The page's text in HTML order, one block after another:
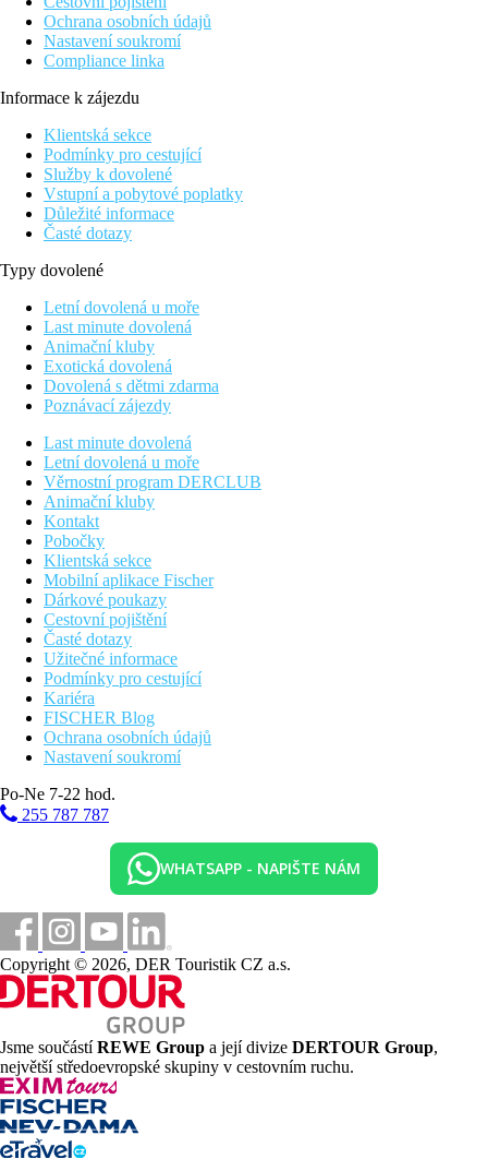
Ochrana osobních údajů
Nastavení soukromí
Compliance linka
Informace k zájezdu
Klientská sekce
Podmínky pro cestující
Služby k dovolené
Vstupní a pobytové poplatky
Důležité informace
Časté dotazy
Typy dovolené
Letní dovolená u moře
Last minute dovolená
Animační kluby
Exotická dovolená
Dovolená s dětmi zdarma
Poznávací zájezdy
Last minute dovolená
Letní dovolená u moře
Věrnostní program DERCLUB
Animační kluby
Kontakt
Pobočky
Klientská sekce
Mobilní aplikace Fischer
Dárkové poukazy
Cestovní pojištění
Časté dotazy
Užitečné informace
Podmínky pro cestující
Kariéra
FISCHER Blog
Ochrana osobních údajů
Nastavení soukromí
Po-Ne 7-22 hod.
255 787 787
WHATSAPP - NAPIŠTE NÁM
Copyright © 2026, DER Touristik CZ a.s.
Jsme součástíREWE Group a její divize DERTOUR Group,
největší středoevropské skupiny v cestovním ruchu.